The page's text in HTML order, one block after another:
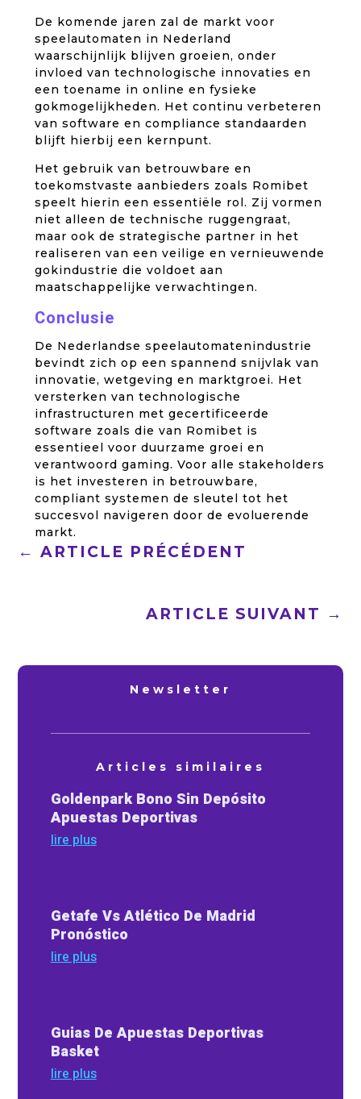
De komende jaren zal de markt voor
speelautomaten in Nederland
waarschijnlijk blijven groeien, onder
invloed van technologische innovaties en
een toename in online en fysieke
gokmogelijkheden. Het continu verbeteren
van software en compliance standaarden
blijft hierbij een kernpunt.
Het gebruik van betrouwbare en
toekomstvaste aanbieders zoals Romibet
speelt hierin een essentiële rol. Zij vormen
niet alleen de technische ruggengraat,
maar ook de strategische partner in het
realiseren van een veilige en vernieuwende
gokindustrie die voldoet aan
maatschappelijke verwachtingen.
Conclusie
De Nederlandse speelautomatenindustrie
bevindt zich op een spannend snijvlak van
innovatie, wetgeving en marktgroei. Het
versterken van technologische
infrastructuren met gecertificeerde
software zoals die van Romibet is
essentieel voor duurzame groei en
verantwoord gaming. Voor alle stakeholders
is het investeren in betrouwbare,
compliant systemen de sleutel tot het
succesvol navigeren door de evoluerende
markt.
←ARTICLE PRÉCÉDENT
ARTICLE SUIVANT →
Newsletter
Articles similaires
Goldenpark Bono Sin Depósito
Apuestas Deportivas
lire plus
Getafe Vs Atlético De Madrid
Pronóstico
lire plus
Guias De Apuestas Deportivas
Basket
lire plus